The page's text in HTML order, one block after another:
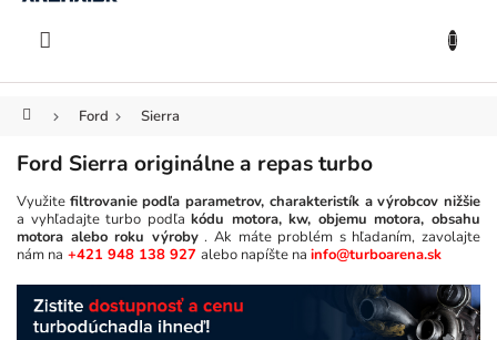
Prejsť
obsah
DomovFord Sierra
Ford Sierra originálne a repas turbo
Využite filtrovanie podľa parametrov, charakteristík a výrobcov nižšie
a vyhľadajte turbo podľakódu motora, kw, objemu motora, obsahu
motora alebo roku výroby. Ak máte problém s hľadaním, zavolajte
nám na +421 948 138 927 alebo napíšte na info@turboarena.sk